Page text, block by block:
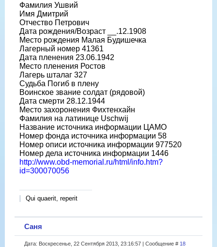
Фамилия Ушвий
Имя Дмитрий
Отчество Петрович
Дата рождения/Возраст __.12.1908
Место рождения Малая Будишечка
Лагерный номер 41361
Дата пленения 23.06.1942
Место пленения Ростов
Лагерь шталаг 327
Судьба Погиб в плену
Воинское звание солдат (рядовой)
Дата смерти 28.12.1944
Место захоронения Фихтенхайн
Фамилия на латинице Uschwij
Название источника информации ЦАМО
Номер фонда источника информации 58
Номер описи источника информации 977520
Номер дела источника информации 1446
http://www.obd-memorial.ru/html/info.htm?
id=300070056
Qui quaerit, reperit
Саня
Дата: Воскресенье, 22 Сентября 2013, 23:16:57 | Сообщение # 18